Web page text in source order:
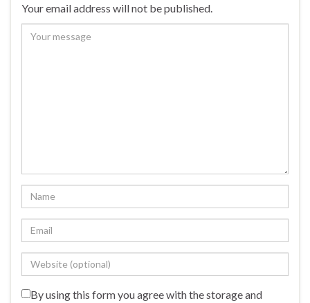
Your email address will not be published.
By using this form you agree with the storage and